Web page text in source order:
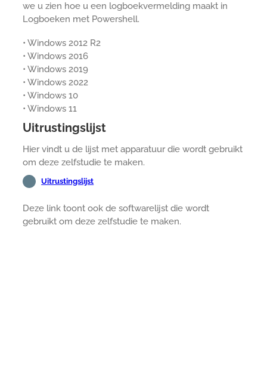
we u zien hoe u een logboekvermelding maakt in
Logboeken met Powershell.
• Windows 2012 R2
• Windows 2016
• Windows 2019
• Windows 2022
• Windows 10
• Windows 11
Uitrustingslijst
Hier vindt u de lijst met apparatuur die wordt gebruikt
om deze zelfstudie te maken.
Uitrustingslijst
Deze link toont ook de softwarelijst die wordt
gebruikt om deze zelfstudie te maken.